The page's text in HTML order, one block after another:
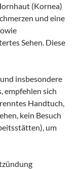
(Kornea)
und eine
Sehen. Diese
insbesondere
empfehlen sich
Handtuch,
kein Besuch
um